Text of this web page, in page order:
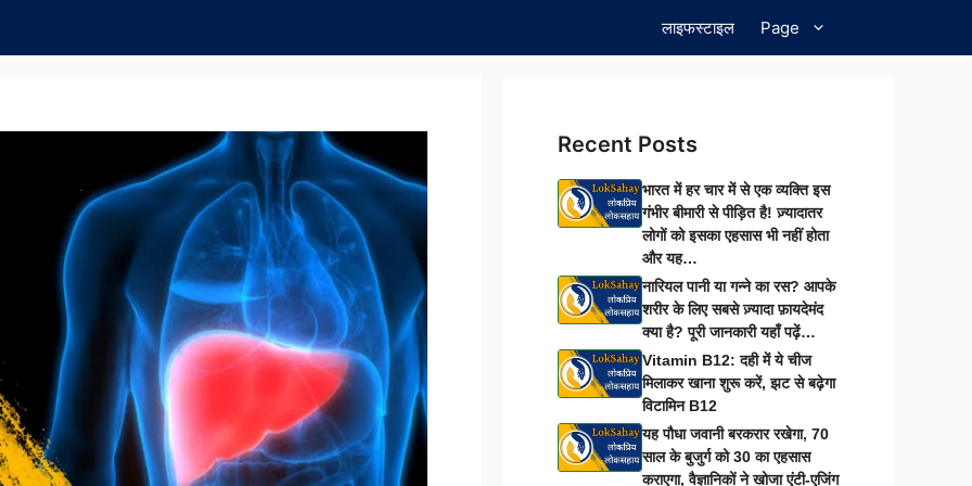
लाइफस्टाइल Page
Recent Posts
भारत में हर चार में से एक व्यक्ति इस
गंभीर बीमारी से पीड़ित है! ज़्यादातर
लोगों को इसका एहसास भी नहीं होता
और यह…
नारियल पानी या गन्ने का रस? आपके
शरीर के लिए सबसे ज़्यादा फ़ायदेमंद
क्या है? पूरी जानकारी यहाँ पढ़ें…
Vitamin B12: दही में ये चीज
मिलाकर खाना शुरू करें, झट से बढ़ेगा
विटामिन B12
यह पौधा जवानी बरकरार रखेगा, 70
साल के बुजुर्ग को 30 का एहसास
कराएगा, वैज्ञानिकों ने खोजा एंटी-एजिंग